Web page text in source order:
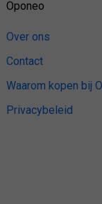
Oponeo
Over ons
Contact
Waarom kopen bij
Privacybeleid